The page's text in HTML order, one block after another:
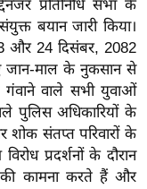
प्रतिनिधि सभा के
बयान जारी किया।
और 24 दिसंबर, 2082
जान-माल के नुकसान से
गंवाने वाले सभी युवाओं
पुलिस अधिकारियों के
शोक संतप्त परिवारों के
प्रदर्शनों के दौरान
की कामना करते हैं और